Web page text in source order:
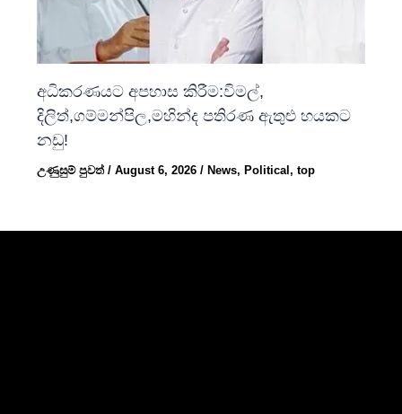
අධිකරණයට අපහාස කිරීම:විමල්,
දිලිත්,ගම්මන්පිල,මහින්ද පතිරණ ඇතුළු හයකට
නඩු!
උණුසුම් පුවත්/August 6, 2026/News,Political,top